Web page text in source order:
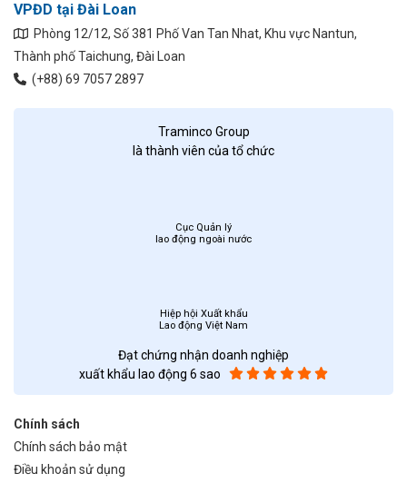
VPĐD tại Đài Loan
Phòng 12/12, Số 381 Phố Van Tan Nhat, Khu vực Nantun,
Thành phố Taichung, Đài Loan
(+88) 69 7057 2897
Traminco Group
là thành viên của tổ chức
Cục Quản lý
lao động ngoài nước
Hiệp hội Xuất khẩu
Lao động Việt Nam
Đạt chứng nhận doanh nghiệp
xuất khẩu lao động 6 sao
Chính sách
Chính sách bảo mật
Điều khoản sử dụng